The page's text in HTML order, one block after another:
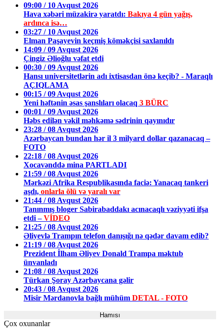
09:00 / 10 Avqust 2026
Hava xəbəri müzakirə yaratdı: Bakıya 4 gün yağış,
ardınca isə…
03:27 / 10 Avqust 2026
Elman Paşayevin keçmiş köməkçisi saxlanıldı
14:09 / 09 Avqust 2026
Çingiz Əlioğlu vəfat etdi
00:30 / 09 Avqust 2026
Hansı universitetlərin adı ixtisasdan önə keçib? - Maraqlı
AÇIQLAMA
00:15 / 09 Avqust 2026
Yeni həftənin əsas şanslıları olacaq 3 BÜRC
00:01 / 09 Avqust 2026
Həbs edilən vəkil məhkəmə sədrinin qayınıdır
23:28 / 08 Avqust 2026
Azərbaycan bundan hər il 3 milyard dollar qazanacaq –
FOTO
22:18 / 08 Avqust 2026
Xocavənddə mina PARTLADI
21:59 / 08 Avqust 2026
Mərkəzi Afrika Respublikasında faciə: Yanacaq tankeri
aşdı, onlarla ölü və yaralı var
21:44 / 08 Avqust 2026
Tanınmış bloger Sabirabaddakı acınacaqlı vəziyyəti ifşa
etdi –VİDEO
21:25 / 08 Avqust 2026
Əliyevlə Trampın telefon danışığı nə qədər davam edib?
21:19 / 08 Avqust 2026
Prezident İlham Əliyev Donald Trampa məktub
ünvanladı
21:08 / 08 Avqust 2026
Türkan Şoray Azərbaycana gəlir
20:43 / 08 Avqust 2026
Misir Mərdanovla bağlı mühüm DETAL - FOTO
Hamısı
Çox oxunanlar